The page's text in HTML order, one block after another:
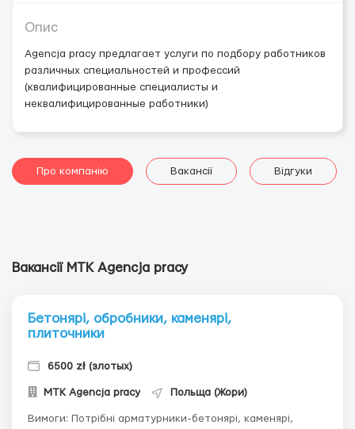
Опис
Agencja pracy предлагает услуги по подбору работников
различных специальностей и профессий
(квалифицированные специалисты и
неквалифицированные работники)
Про компанію Вакансії Відгуки
Вакансії МТК Agencja pracy
Бетонярі, обробники, каменярі,
плиточники
6500 zł (злотых)
МТК Agencja pracy Польща (Жори)
Вимоги: Потрібні арматурники-бетонярі, каменярі,